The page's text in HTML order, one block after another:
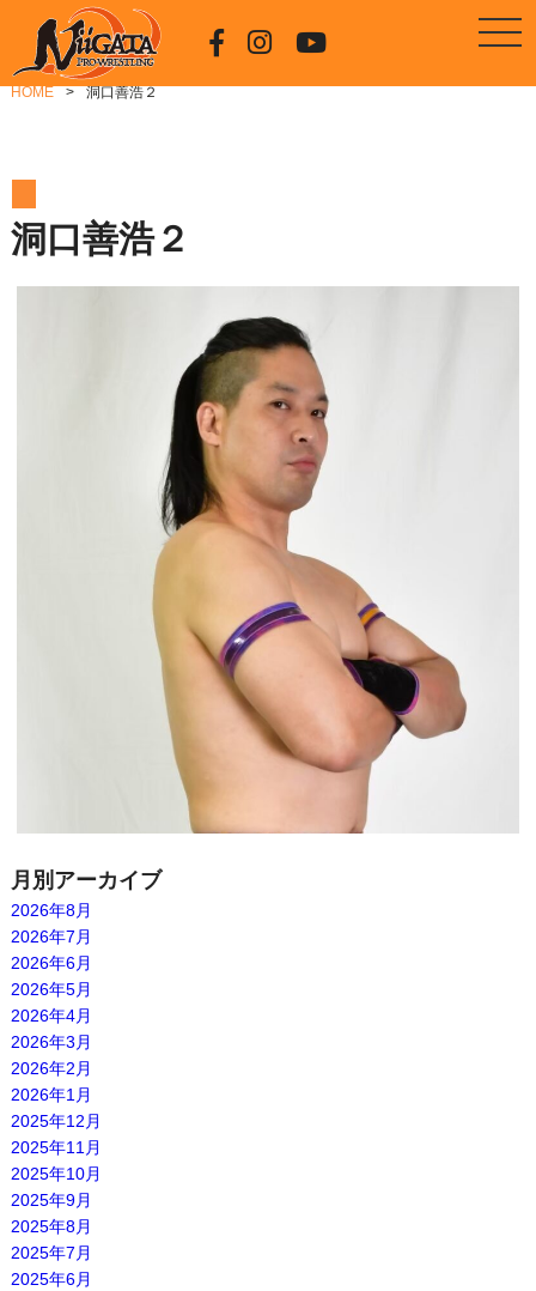
HOME 洞口善浩２
洞口善浩２
月別アーカイブ
2026年8月
2026年7月
2026年6月
2026年5月
2026年4月
2026年3月
2026年2月
2026年1月
2025年12月
2025年11月
2025年10月
2025年9月
2025年8月
2025年7月
2025年6月